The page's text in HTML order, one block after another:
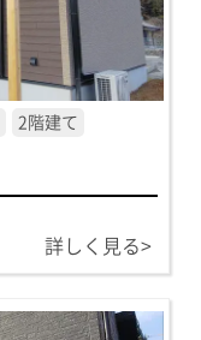
2階建て
詳しく見る>